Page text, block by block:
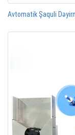
Avtomatik Şaquli